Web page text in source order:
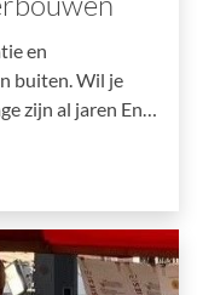
en
buiten. Wil je
zijn al jaren En…